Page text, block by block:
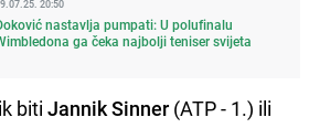
20:50
nastavlja pumpati: U polufinalu
ga čeka najbolji teniser svijeta
biti Jannik Sinner (ATP - 1.) ili